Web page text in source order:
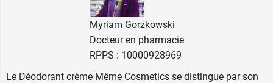
Adapté aux femmes enceintes et allaitantes
Séchage rapide
Testé dermatologiquement (sur peaux sensibles
Myriam Gorzkowski
Docteur en pharmacie
RPPS : 10000928969
Le Déodorant crème Même Cosmetics se distingue par son